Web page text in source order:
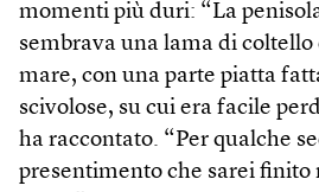
momenti più duri: “La
sembrava una lama di coltello
mare, con una parte piatta
scivolose, su cui era facile
ha raccontato. “Per qualche
presentimento che sarei finito